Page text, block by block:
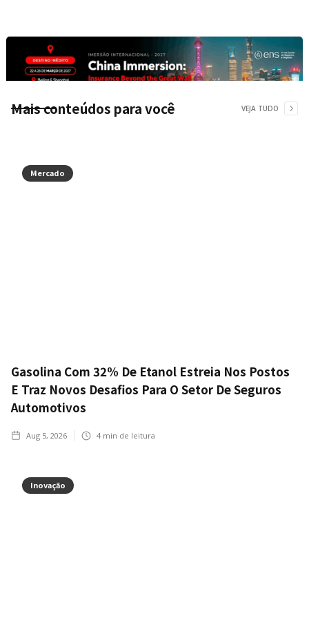
Mais conteúdos para você VEJA TUDO
Mercado
Gasolina Com 32% De Etanol Estreia Nos Postos
E Traz Novos Desafios Para O Setor De Seguros
Automotivos
Aug 5, 2026 4 min de leitura
Inovação